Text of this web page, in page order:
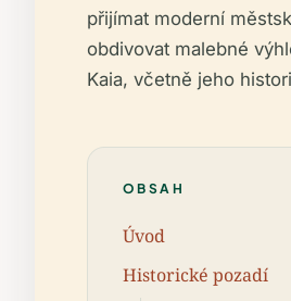
přijímat moderní
obdivovat malebné
Kaia, včetně jeho
OBSAH
Úvod
Historické pozadí